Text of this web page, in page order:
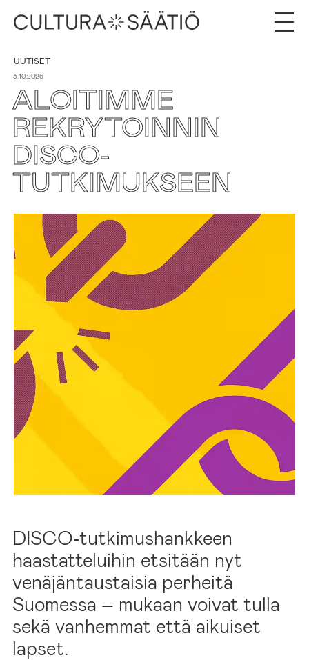
UUTISET
3.10.2025
ALOITIMME
REKRYTOINNIN
DISCO-
TUTKIMUKSEEN
DISCO‑tutkimushankkeen
haastatteluihin etsitään nyt
venäjäntaustaisia perheitä
Suomessa – mukaan voivat tulla
sekä vanhemmat että aikuiset
lapset.